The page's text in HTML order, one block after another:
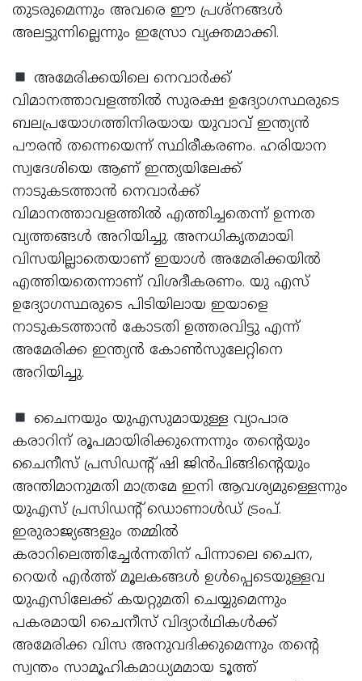
തുടരുമെന്നും അവരെ ഈ പ്രശ്നങ്ങള്‍
അലട്ടുന്നില്ലെന്നും ഇസ്രോ വ്യക്തമാക്കി.
അമേരിക്കയിലെ നെവാര്‍ക്ക്
വിമാനത്താവളത്തില്‍ സുരക്ഷ ഉദ്യോഗസ്ഥരുടെ
ബലപ്രയോഗത്തിനിരയായ യുവാവ് ഇന്ത്യന്‍
പൗരന്‍ തന്നെയെന്ന് സ്ഥിരീകരണം. ഹരിയാന
സ്വദേശിയെ ആണ് ഇന്ത്യയിലേക്ക്
നാടുകടത്താന്‍ നെവാര്‍ക്ക്
വിമാനത്താവളത്തില്‍ എത്തിച്ചതെന്ന് ഉന്നത
വ്യത്തങ്ങള്‍ അറിയിച്ചു. അനധികൃതമായി
വിസയില്ലാതെയാണ് ഇയാള്‍ അമേരിക്കയില്‍
എത്തിയതെന്നാണ് വിശദീകരണം. യു എസ്
ഉദ്യോഗസ്ഥരുടെ പിടിയിലായ ഇയാളെ
നാടുകടത്താന്‍ കോടതി ഉത്തരവിട്ടു എന്ന്
അമേരിക്ക ഇന്ത്യന്‍ കോണ്‍സുലേറ്റിനെ
അറിയിച്ചു.
ചൈനയും യുഎസുമായുള്ള വ്യാപാര
കരാറിന് രൂപമായിരിക്കുന്നെന്നും തന്റെയും
ചൈനീസ് പ്രസിഡന്റ് ഷി ജിന്‍പിങ്ങിന്റെയും
അന്തിമാനുമതി മാത്രമേ ഇനി ആവശ്യമുള്ളെന്നും
യുഎസ് പ്രസിഡന്റ് ഡൊണാള്‍ഡ് ട്രംപ്.
ഇരുരാജ്യങ്ങളും തമ്മില്‍
കരാറിലെത്തിച്ചേര്‍ന്നതിന് പിന്നാലെ ചൈന,
റെയര്‍ എര്‍ത്ത് മൂലകങ്ങള്‍ ഉള്‍പ്പെടെയുള്ളവ
യുഎസിലേക്ക് കയറ്റുമതി ചെയ്യുമെന്നും
പകരമായി ചൈനീസ് വിദ്യാര്‍ഥികള്‍ക്ക്
അമേരിക്ക വിസ അനുവദിക്കുമെന്നും തന്റെ
സ്വന്തം സാമൂഹികമാധ്യമമായ ടൂത്ത്